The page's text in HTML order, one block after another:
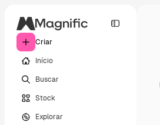
Criar
Início
Buscar
Stock
Explorar